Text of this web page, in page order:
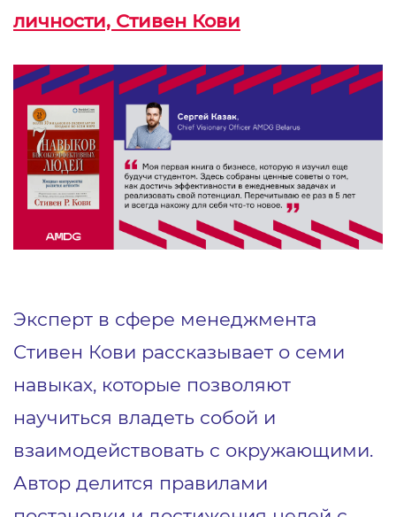
личности, Стивен Кови
Эксперт в сфере менеджмента
Стивен Кови рассказывает о семи
навыках, которые позволяют
научиться владеть собой и
взаимодействовать с окружающими.
Автор делится правилами